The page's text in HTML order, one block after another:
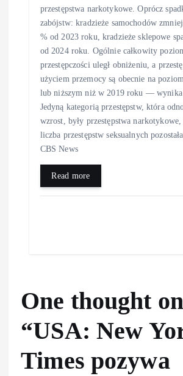
przestępstwa narkotykowe. Oprócz
zabójstw: kradzieże samochodów
% od 2023 roku, kradzieże sklepowe
od 2024 roku. Ogólnie całkowity
przestępczości uległ obniżeniu, a
użyciem przemocy są obecnie na
lub niższym niż w 2019 roku — wynika
Jedyną kategorią przestępstw, która
wzrost, były przestępstwa
liczba przestępstw seksualnych
CBS News
Read more
One thought on
“USA: New
Times pozywa